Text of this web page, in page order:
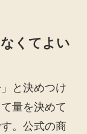
くてよい
と決めつけ
量を決めて
。公式の商